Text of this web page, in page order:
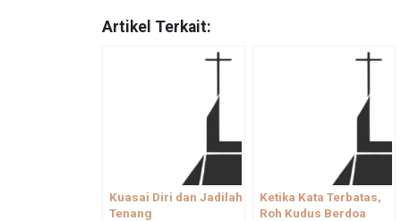
Artikel Terkait:
Kuasai Diri dan Jadilah
Tenang
Ketika Kata Terbatas,
Roh Kudus Berdoa